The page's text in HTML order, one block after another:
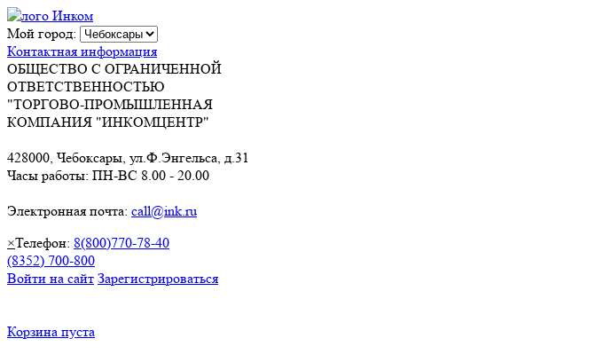
Мой город:
Контактная информация
ОБЩЕСТВО С ОГРАНИЧЕННОЙ
ОТВЕТСТВЕННОСТЬЮ
"ТОРГОВО-ПРОМЫШЛЕННАЯ
КОМПАНИЯ "ИНКОМЦЕНТР"
428000, Чебоксары, ул.Ф.Энгельса, д.31
Часы работы: ПН-ВС 8.00 - 20.00
Электронная почта: call@ink.ru
×Телефон: 8(800)770-78-40
(8352) 700-800
Войти на сайт Зарегистрироваться
Корзина пуста